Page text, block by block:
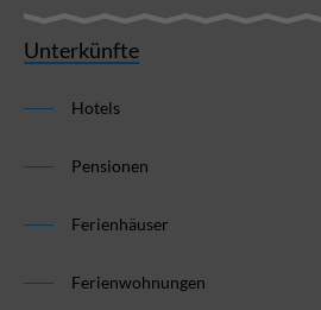
Unterkünfte
Hotels
Pensionen
Ferienhäuser
Ferienwohnungen